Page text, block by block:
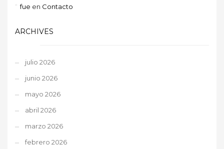
fue en Contacto
ARCHIVES
julio 2026
junio 2026
mayo 2026
abril 2026
marzo 2026
febrero 2026